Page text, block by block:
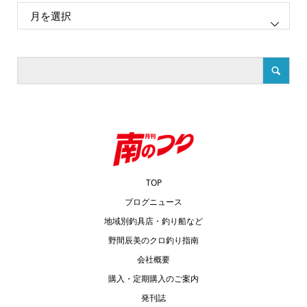
TOP
ブログニュース
地域別釣具店・釣り船など
野間辰美のクロ釣り指南
会社概要
購入・定期購入のご案内
発刊誌